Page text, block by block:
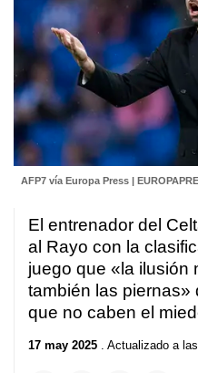
AFP7 vía Europa Press |
El entrenador del
al Rayo con la
juego que «la ilusión
también las
que no caben el
17 may 2025 . Actualizado a